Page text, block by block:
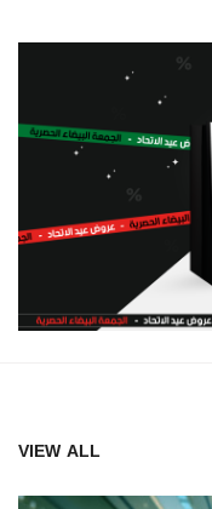
VIEW ALL